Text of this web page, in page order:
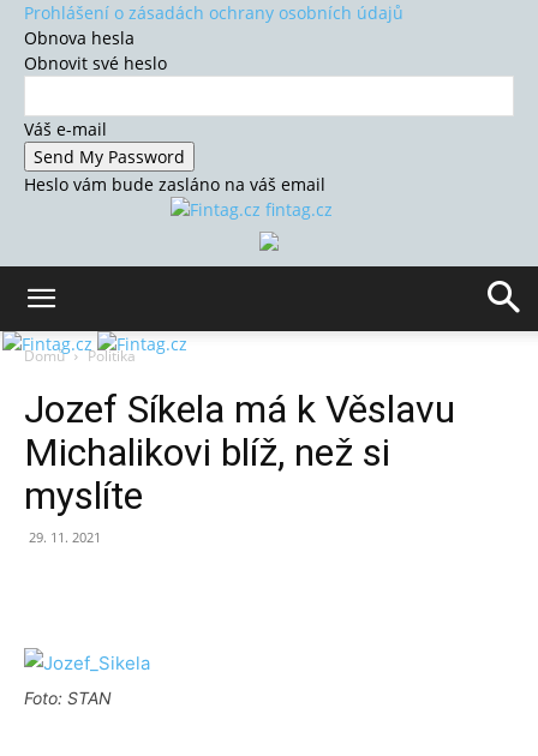
Prohlášení o zásadách ochrany osobních údajů
Obnova hesla
Obnovit své heslo
Váš e-mail
Heslo vám bude zasláno na váš email
fintag.cz
Domů Politika
Jozef Síkela má k Věslavu
Michalikovi blíž, než si
myslíte
29. 11. 2021
Foto: STAN